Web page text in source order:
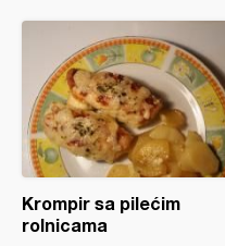
Krompir sa pilećim
rolnicama